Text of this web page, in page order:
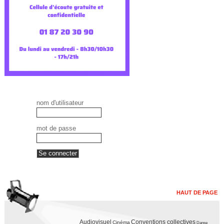
nom d'utilisateur
mot de passe
HAUT DE PAGE
Audiovisuel Cinéma Conventions collectives Danse